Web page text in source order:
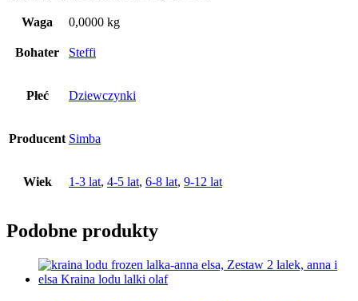
Waga 0,0000 kg
Bohater Steffi
Płeć Dziewczynki
Producent Simba
Wiek 1-3 lat, 4-5 lat, 6-8 lat, 9-12 lat
Podobne produkty